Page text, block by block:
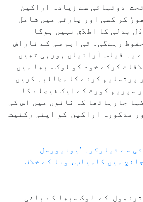
دوتہائی سے زیادہ اراکین
کر کسی اور پارٹی میں شامل
بدلی کا اطلاق نہیں ہوگا
رہےگی۔ ٹی ایم سی کے ناراض
یہ قیاس آرائیاں ہورہی تھیں
کرکے خود کو لوک سبھا میں
پرتسلیم کرنے کا مطالبہ کریں
سپریم کورٹ کے ایک فیصلے کا
جارہاتھا کہ قانون میں اس کی
مذکورہ اراکین کو اپنی رکنیت
سے تیارکرہ ’یونیورسل
میں کامیاب، وبا کے خلاف
کے لوک سبھا کے باغی